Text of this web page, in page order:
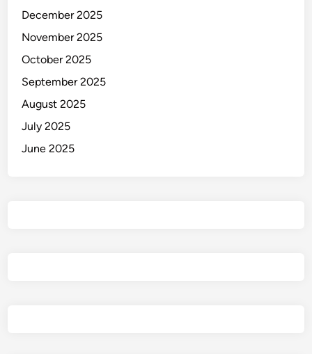
December 2025
November 2025
October 2025
September 2025
August 2025
July 2025
June 2025